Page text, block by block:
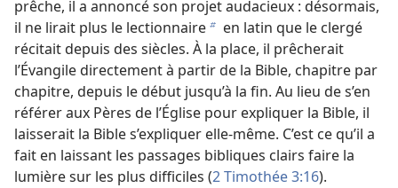
prêche, il a annoncé son projet audacieux : désormais,
il ne lirait plus le lectionnaireb en latin que le clergé
récitait depuis des siècles. À la place, il prêcherait
l’Évangile directement à partir de la Bible, chapitre par
chapitre, depuis le début jusqu’à la fin. Au lieu de s’en
référer aux Pères de l’Église pour expliquer la Bible, il
laisserait la Bible s’expliquer elle-même. C’est ce qu’il a
fait en laissant les passages bibliques clairs faire la
lumière sur les plus difficiles (2 Timothée 3:16).